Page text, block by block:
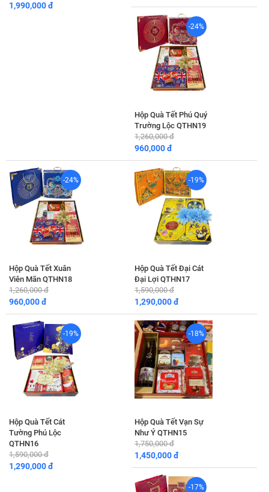
1,990,000 đ
-24%
Hộp Quà Tết Phú Quý
Trường Lộc QTHN19
1,260,000 đ
960,000 đ
-24%
Hộp Quà Tết Xuân
Viên Mãn QTHN18
1,260,000 đ
960,000 đ
-19%
Hộp Quà Tết Đại Cát
Đại Lợi QTHN17
1,590,000 đ
1,290,000 đ
-19%
Hộp Quà Tết Cát
Tường Phú Lộc
QTHN16
1,590,000 đ
1,290,000 đ
-18%
Hộp Quà Tết Vạn Sự
Như Ý QTHN15
1,750,000 đ
1,450,000 đ
-17%